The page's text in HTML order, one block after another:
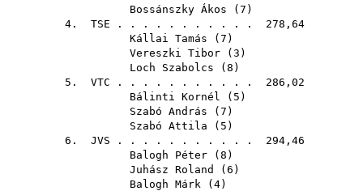
Bossánszky Ákos ( 7 )
4. TSE . . . . . . . . . . . 278,64
Kállai Tamás ( 7 )
Vereszki Tibor ( 3 )
Loch Szabolcs ( 8 )
5. VTC . . . . . . . . . . . 286,02
Bálinti Kornél ( 5 )
Szabó András ( 7 )
Szabó Attila ( 5 )
6. JVS . . . . . . . . . . . 294,46
Balogh Péter ( 8 )
Juhász Roland
( 6 )
Balogh Márk ( 4)